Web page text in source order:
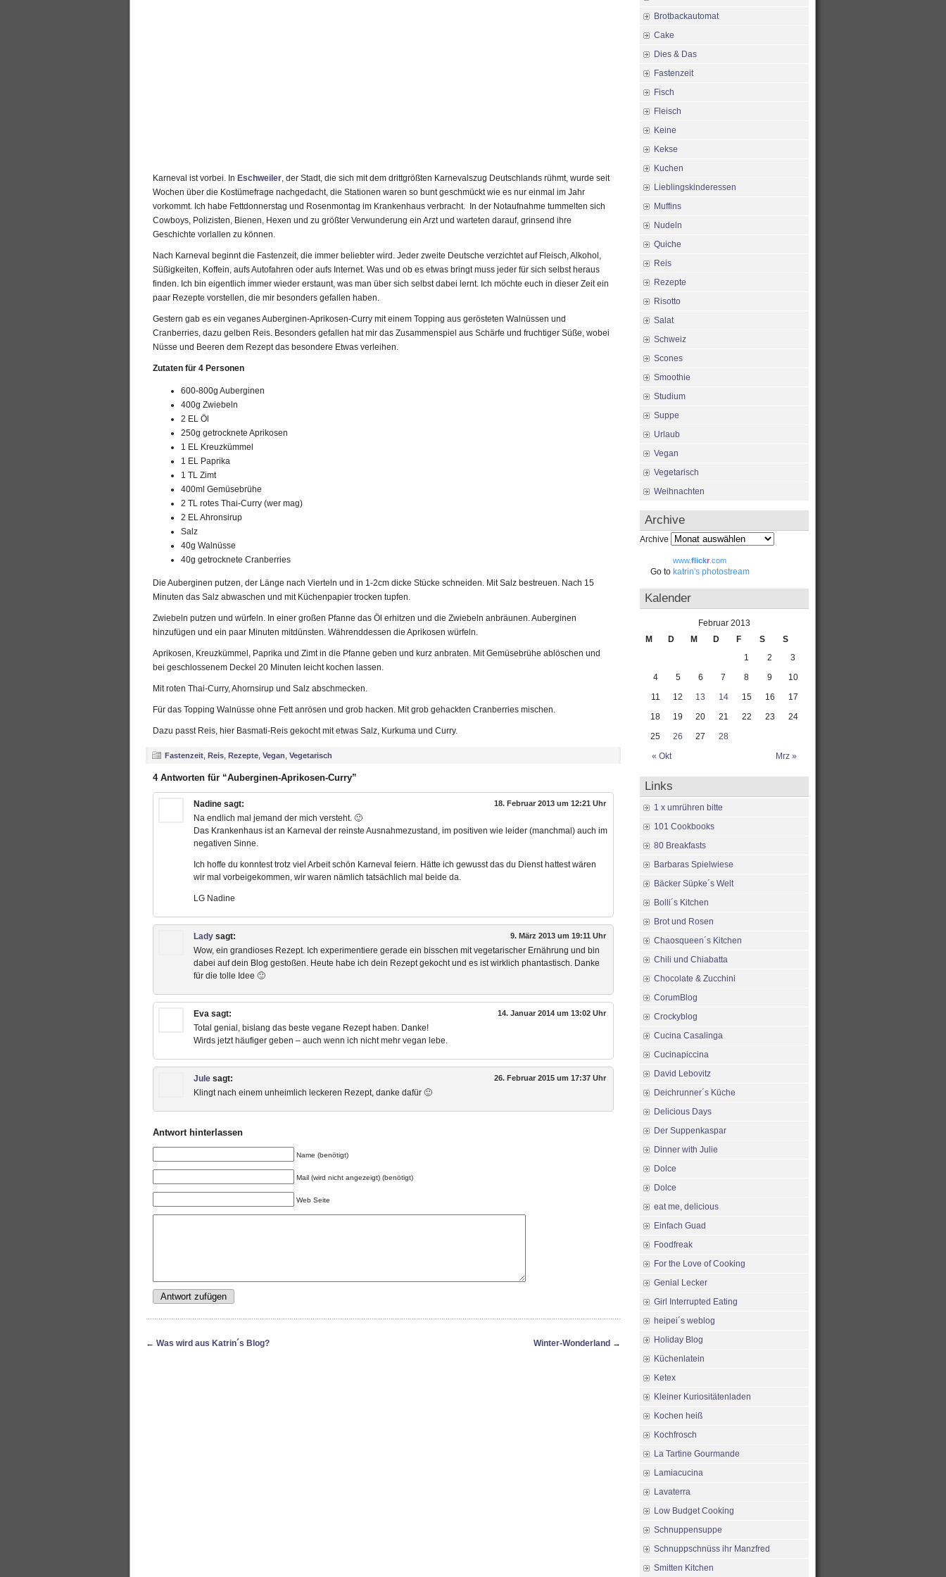
Karneval ist vorbei. In Eschweiler, der Stadt, die sich mit dem drittgrößten Karnevalszug Deutschlands rühmt, wurde seit
Wochen über die Kostümefrage nachgedacht, die Stationen waren so bunt geschmückt wie es nur einmal im Jahr
vorkommt. Ich habe Fettdonnerstag und Rosenmontag im Krankenhaus verbracht. In der Notaufnahme tummelten sich
Cowboys, Polizisten, Bienen, Hexen und zu größter Verwunderung ein Arzt und warteten darauf, grinsend ihre
Geschichte vorlallen zu können.
Nach Karneval beginnt die Fastenzeit, die immer beliebter wird. Jeder zweite Deutsche verzichtet auf Fleisch, Alkohol,
Süßigkeiten, Koffein, aufs Autofahren oder aufs Internet. Was und ob es etwas bringt muss jeder für sich selbst heraus
finden. Ich bin eigentlich immer wieder erstaunt, was man über sich selbst dabei lernt. Ich möchte euch in dieser Zeit ein
paar Rezepte vorstellen, die mir besonders gefallen haben.
Gestern gab es ein veganes Auberginen-Aprikosen-Curry mit einem Topping aus gerösteten Walnüssen und
Cranberries, dazu gelben Reis. Besonders gefallen hat mir das Zusammenspiel aus Schärfe und fruchtiger Süße, wobei
Nüsse und Beeren dem Rezept das besondere Etwas verleihen.
Zutaten für 4 Personen
600-800g Auberginen
400g Zwiebeln
2 EL Öl
250g getrocknete Aprikosen
1 EL Kreuzkümmel
1 EL Paprika
1 TL Zimt
400ml Gemüsebrühe
2 TL rotes Thai-Curry (wer mag)
2 EL Ahronsirup
Salz
40g Walnüsse
40g getrocknete Cranberries
Die Auberginen putzen, der Länge nach Vierteln und in 1-2cm dicke Stücke schneiden. Mit Salz bestreuen. Nach 15
Minuten das Salz abwaschen und mit Küchenpapier trocken tupfen.
Zwiebeln putzen und würfeln. In einer großen Pfanne das Öl erhitzen und die Zwiebeln anbräunen. Auberginen
hinzufügen und ein paar Minuten mitdünsten. Währenddessen die Aprikosen würfeln.
Aprikosen, Kreuzkümmel, Paprika und Zimt in die Pfanne geben und kurz anbraten. Mit Gemüsebrühe ablöschen und
bei geschlossenem Deckel 20 Minuten leicht kochen lassen.
Mit roten Thai-Curry, Ahornsirup und Salz abschmecken.
Für das Topping Walnüsse ohne Fett anrösen und grob hacken. Mit grob gehackten Cranberries mischen.
Dazu passt Reis, hier Basmati-Reis gekocht mit etwas Salz, Kurkuma und Curry.
Fastenzeit Reis Rezepte Vegan Vegetarisch
4 Antworten für “Auberginen-Aprikosen-Curry”
Nadine sagt: 18. Februar 2013 um 12:21 Uhr
Na endlich mal jemand der mich versteht. 🙂
Das Krankenhaus ist an Karneval der reinste Ausnahmezustand, im positiven wie leider (manchmal) auch im
negativen Sinne.
Ich hoffe du konntest trotz viel Arbeit schön Karneval feiern. Hätte ich gewusst das du Dienst hattest wären
wir mal vorbeigekommen, wir waren nämlich tatsächlich mal beide da.
LG Nadine
Lady sagt: 9. März 2013 um 19:11 Uhr
Wow, ein grandioses Rezept. Ich experimentiere gerade ein bisschen mit vegetarischer Ernährung und bin
dabei auf dein Blog gestoßen. Heute habe ich dein Rezept gekocht und es ist wirklich phantastisch. Danke
für die tolle Idee 🙂
Eva sagt: 14. Januar 2014 um 13:02 Uhr
Total genial, bislang das beste vegane Rezept haben. Danke!
Wirds jetzt häufiger geben – auch wenn ich nicht mehr vegan lebe.
Jule sagt: 26. Februar 2015 um 17:37 Uhr
Klingt nach einem unheimlich leckeren Rezept, danke dafür 🙂
Antwort hinterlassen
Name (benötigt)
Mail (wird nicht angezeigt) (benötigt)
Web Seite
← Was wird aus Katrin´s Blog? Winter-Wonderland →
Brotbackautomat
Cake
Dies & Das
Fastenzeit
Fisch
Fleisch
Keine
Kekse
Kuchen
Lieblingskinderessen
Muffins
Nudeln
Quiche
Reis
Rezepte
Risotto
Salat
Schweiz
Scones
Smoothie
Studium
Suppe
Urlaub
Vegan
Vegetarisch
Weihnachten
Archive
Archive
www.flickr.com
Go to katrin's photostream
Kalender
Februar 2013
M
D M D F S S
« Okt Mrz »
1 2
3
4
5 6 7 8 9
10
11
12 13 14 15 16
17
18
19 20 21 22 23
24
25
26 27 28
Links
1 x umrühren bitte
101 Cookbooks
80 Breakfasts
Barbaras Spielwiese
Bäcker Süpke´s Welt
Bolli´s Kitchen
Brot und Rosen
Chaosqueen´s Kitchen
Chili und Chiabatta
Chocolate & Zucchini
CorumBlog
Crockyblog
Cucina Casalinga
Cucinapiccina
David Lebovitz
Deichrunner´s Küche
Delicious Days
Der Suppenkaspar
Dinner with Julie
Dolce
Dolce
eat me, delicious
Einfach Guad
Foodfreak
For the Love of Cooking
Genial Lecker
Girl Interrupted Eating
heipei´s weblog
Holiday Blog
Küchenlatein
Ketex
Kleiner Kuriositätenladen
Kochen heiß
Kochfrosch
La Tartine Gourmande
Lamiacucina
Lavaterra
Low Budget Cooking
Schnuppensuppe
Schnuppschnüss ihr Manzfred
Smitten Kitchen